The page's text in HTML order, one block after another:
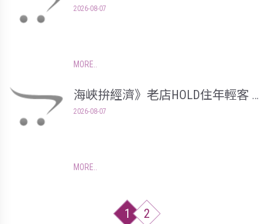
2026-08-07
MORE
海峽拚經濟》老店HOLD住年輕客 百
變美「芋」兩岸激推-推筒介紹
2026-08-07
MORE
1 2